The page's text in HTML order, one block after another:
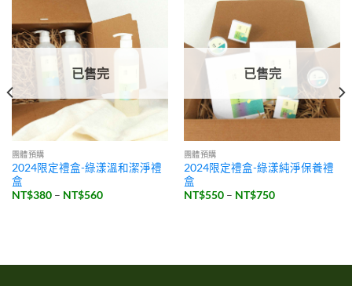
已售完
團體預購
2024限定禮盒-綠漾溫和潔淨禮
盒
NT$380 – NT$560價
已售完
團體預購
2024限定禮盒-綠漾純淨保養禮
盒
NT$550 – NT$750價